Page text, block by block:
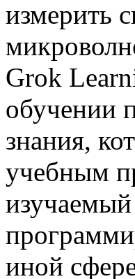
измерить
Grok
обучении
знания,
учебным
иной